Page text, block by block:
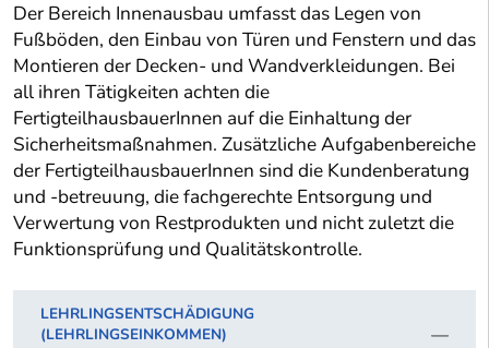
Der Bereich Innenausbau umfasst das Legen von
Fußböden, den Einbau von Türen und Fenstern und das
Montieren der Decken- und Wandverkleidungen. Bei
all ihren Tätigkeiten achten die
FertigteilhausbauerInnen auf die Einhaltung der
Sicherheitsmaßnahmen. Zusätzliche Aufgabenbereiche
der FertigteilhausbauerInnen sind die Kundenberatung
und -betreuung, die fachgerechte Entsorgung und
Verwertung von Restprodukten und nicht zuletzt die
Funktionsprüfung und Qualitätskontrolle.
LEHRLINGSENTSCHÄDIGUNG
(LEHRLINGSEINKOMMEN)